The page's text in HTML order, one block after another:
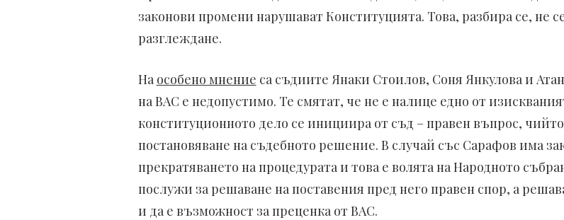
законови промени нарушават Конституцията. Това, разбира се, не
разглеждане.
На особено мнение са съдиите Янаки Стоилов, Соня Янкулова и
на ВАС е недопустимо. Те смятат, че не е налице едно от
конституционното дело се инициира от съд – правен въпрос,
постановяване на съдебното решение. В случай със Сарафов има
прекратяването на процедурата и това е волята на Народното
послужи за решаване на поставения пред него правен спор, а
и да е възможност за преценка от ВАС.